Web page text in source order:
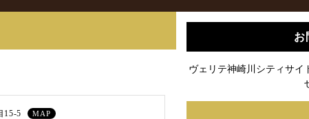
15-5 MAP
お
ヴェリテ神崎川シティサイ